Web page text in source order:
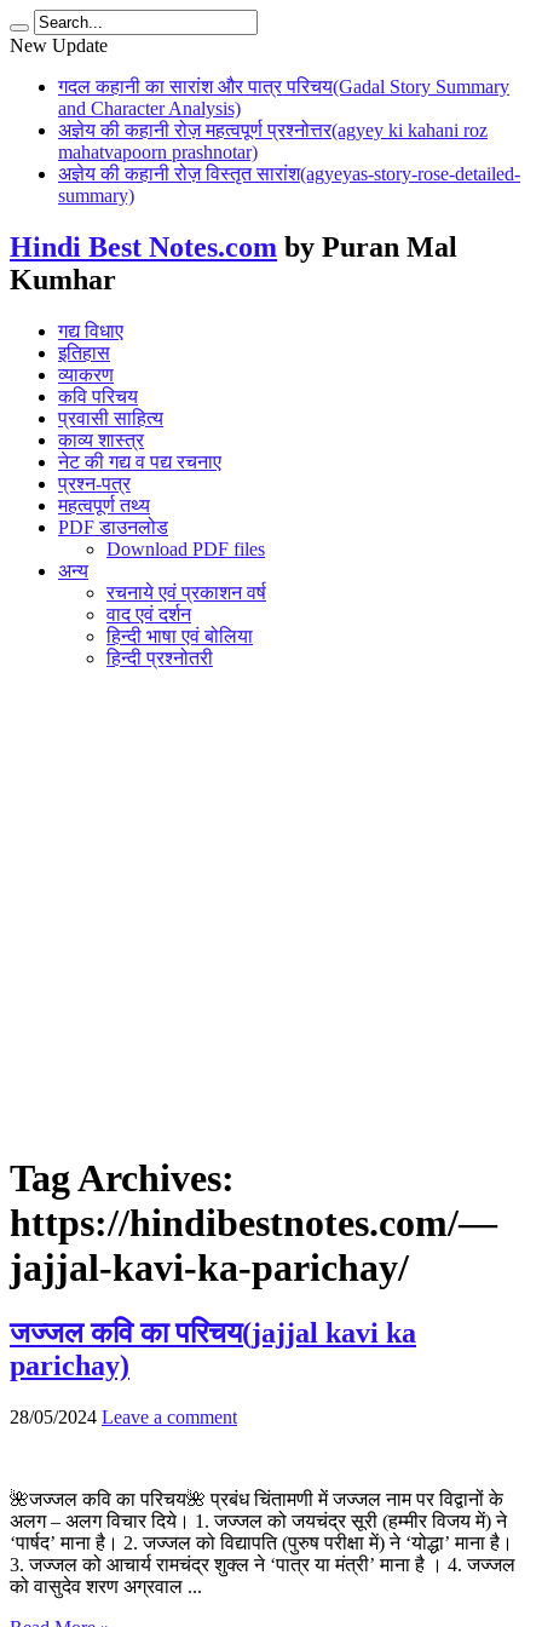
New Update
गदल कहानी का सारांश और पात्र परिचय(Gadal Story Summary
and Character Analysis)
अज्ञेय की कहानी रोज़ महत्वपूर्ण प्रश्नोत्तर(agyey ki kahani roz
mahatvapoorn prashnotar)
अज्ञेय की कहानी रोज़ विस्तृत सारांश(agyeyas-story-rose-detailed-
summary)
Hindi Best Notes.com by Puran Mal
Kumhar
गद्य विधाए
इतिहास
व्याकरण
कवि परिचय
प्रवासी साहित्य
काव्य शास्त्र
नेट की गद्य व पद्य रचनाए
प्रश्न-पत्र
महत्वपूर्ण तथ्य
PDF डाउनलोड
Download PDF files
अन्य
रचनाये एवं प्रकाशन वर्ष
वाद एवं दर्शन
हिन्दी भाषा एवं बोलिया
हिन्दी प्रश्नोतरी
Tag Archives:
https://hindibestnotes.com/—
jajjal-kavi-ka-parichay/
जज्जल कवि का परिचय(jajjal kavi ka
parichay)
28/05/2024 Leave a comment
🌺जज्जल कवि का परिचय🌺 प्रबंध चिंतामणी में जज्जल नाम पर विद्वानों के
अलग – अलग विचार दिये। 1. जज्जल को जयचंद्र सूरी (हम्मीर विजय में) ने
‘पार्षद’ माना है। 2. जज्जल को विद्यापति (पुरुष परीक्षा में) ने ‘योद्धा’ माना है।
3. जज्जल को आचार्य रामचंद्र शुक्ल ने ‘पात्र या मंत्री’ माना है । 4. जज्जल
को वासुदेव शरण अग्रवाल ...